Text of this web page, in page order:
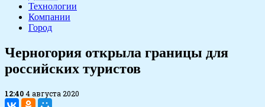
Технологии
Компании
Город
Черногория открыла границы для
российских туристов
12:404 августа 2020